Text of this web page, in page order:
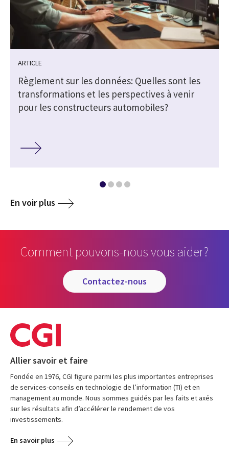
ARTICLE
Règlement sur les données: Quelles sont les
transformations et les perspectives à venir
pour les constructeurs automobiles?
En voir plus
Comment pouvons-nous vous aider?
contactez-nous
Allier savoir et faire
Fondée en 1976, CGI figure parmi les plus importantes entreprises
de services-conseils en technologie de l’information (TI) et en
management au monde. Nous sommes guidés par les faits et axés
sur les résultats afin d’accélérer le rendement de vos
investissements.
En savoir plus